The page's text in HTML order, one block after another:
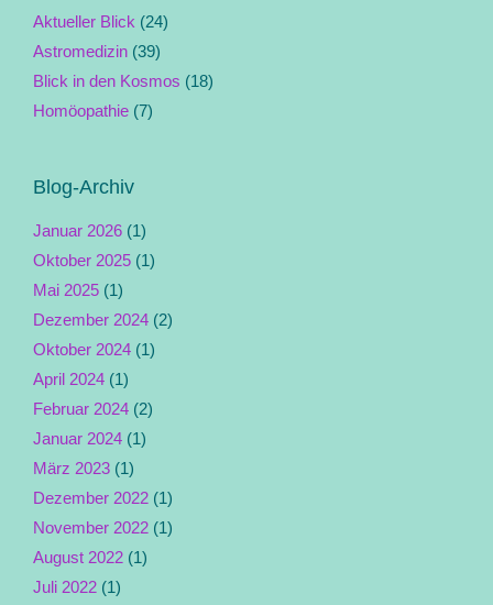
Aktueller Blick (24)
Astromedizin (39)
Blick in den Kosmos (18)
Homöopathie (7)
Blog-Archiv
Januar 2026 (1)
Oktober 2025 (1)
Mai 2025 (1)
Dezember 2024 (2)
Oktober 2024 (1)
April 2024 (1)
Februar 2024 (2)
Januar 2024 (1)
März 2023 (1)
Dezember 2022 (1)
November 2022 (1)
August 2022 (1)
Juli 2022 (1)